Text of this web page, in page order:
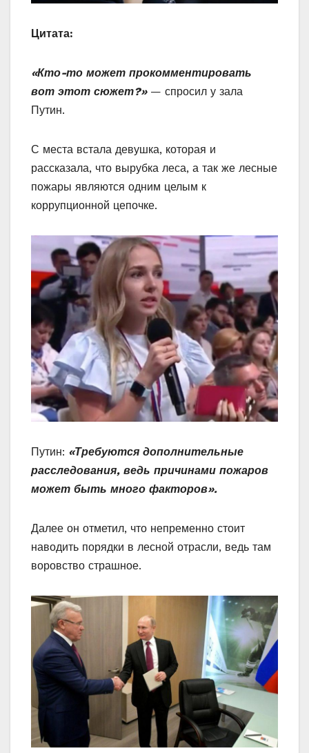
Цитата:
«Кто-то может прокомментировать
вот этот сюжет?»— спросил у зала
Путин.
С места встала девушка, которая и
рассказала, что вырубка леса, а так же лесные
пожары являются одним целым к
коррупционной цепочке.
Путин: «Требуются дополнительные
расследования, ведь причинами пожаров
может быть много факторов».
Далее он отметил, что непременно стоит
наводить порядки в лесной отрасли, ведь там
воровство страшное.